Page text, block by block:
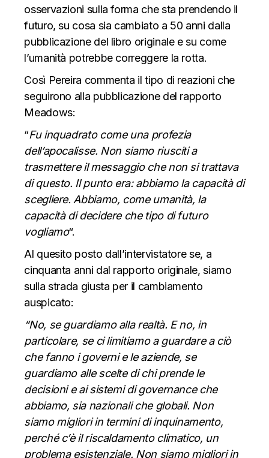
osservazioni sulla forma che sta prendendo il
futuro, su cosa sia cambiato a 50 anni dalla
pubblicazione del libro originale e su come
l’umanità potrebbe correggere la rotta.
Così Pereira commenta il tipo di reazioni che
seguirono alla pubblicazione del rapporto
Meadows:
“Fu inquadrato come una profezia
dell’apocalisse. Non siamo riusciti a
trasmettere il messaggio che non si trattava
di questo. Il punto era: abbiamo la capacità di
scegliere. Abbiamo, come umanità, la
capacità di decidere che tipo di futuro
vogliamo“.
Al quesito posto dall’intervistatore se, a
cinquanta anni dal rapporto originale, siamo
sulla strada giusta per il cambiamento
auspicato:
“No, se guardiamo alla realtà. E no, in
particolare, se ci limitiamo a guardare a ciò
che fanno i governi e le aziende, se
guardiamo alle scelte di chi prende le
decisioni e ai sistemi di governance che
abbiamo, sia nazionali che globali. Non
siamo migliori in termini di inquinamento,
perché c’è il riscaldamento climatico, un
problema esistenziale. Non siamo migliori in